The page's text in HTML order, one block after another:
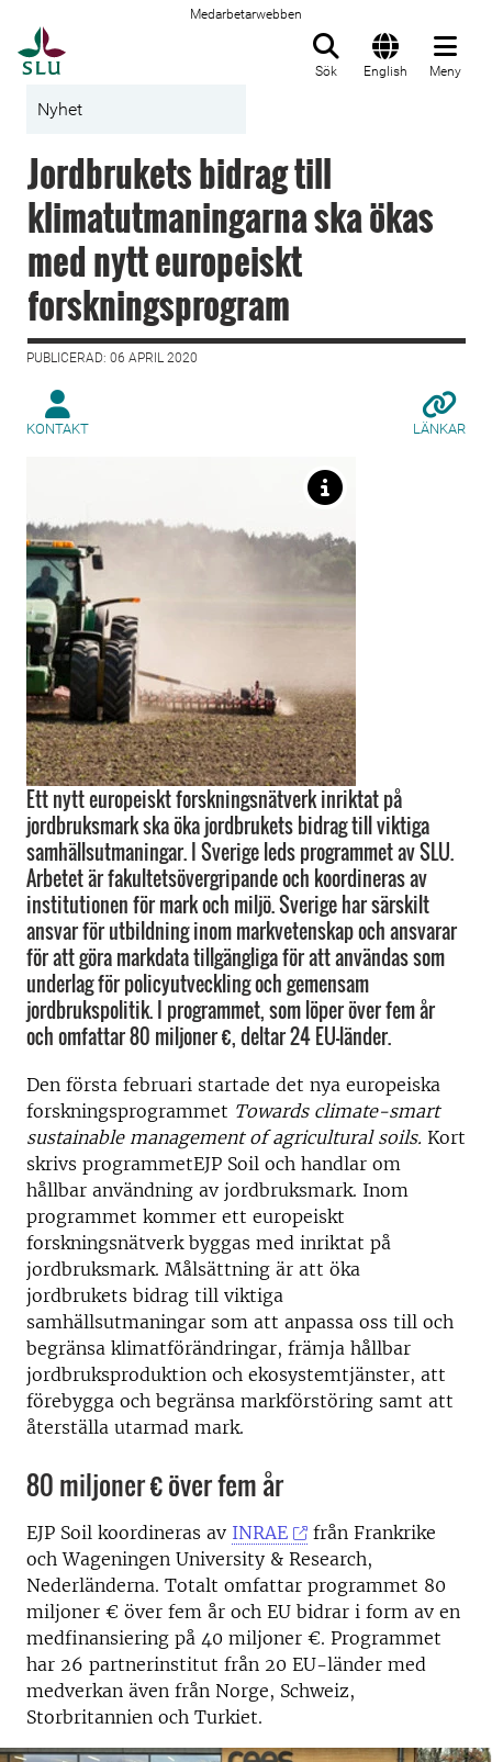
Medarbetarwebben
Sök English Meny
Nyhet
Jordbrukets bidrag till
klimatutmaningarna ska ökas
med nytt europeiskt
forskningsprogram
PUBLICERAD: 06 APRIL 2020
KONTAKT LÄNKAR
Ett nytt europeiskt forskningsnätverk inriktat på
jordbruksmark ska öka jordbrukets bidrag till viktiga
samhällsutmaningar. I Sverige leds programmet av SLU.
Arbetet är fakultetsövergripande och koordineras av
institutionen för mark och miljö. Sverige har särskilt
ansvar för utbildning inom markvetenskap och ansvarar
för att göra markdata tillgängliga för att användas som
underlag för policyutveckling och gemensam
jordbrukspolitik. I programmet, som löper över fem år
och omfattar 80 miljoner €, deltar 24 EU-länder.
Den första februari startade det nya europeiska
forskningsprogrammet Towards climate-smart
sustainable management of agricultural soils. Kort
skrivs programmetEJP Soil och handlar om
hållbar användning av jordbruksmark. Inom
programmet kommer ett europeiskt
forskningsnätverk byggas med inriktat på
jordbruksmark. Målsättning är att öka
jordbrukets bidrag till viktiga
samhällsutmaningar som att anpassa oss till och
begränsa klimatförändringar, främja hållbar
jordbruksproduktion och ekosystemtjänster, att
förebygga och begränsa markförstöring samt att
återställa utarmad mark.
80 miljoner € över fem år
EJP Soil koordineras av INRAE
​​från Frankrike
och Wageningen University & Research,
Nederländerna. Totalt omfattar programmet 80
miljoner € över fem år och EU bidrar i form av en
medfinansiering på 40 miljoner €. Programmet
har 26 partnerinstitut från 20 EU-länder med
medverkan även från Norge, Schweiz,
Storbritannien och Turkiet.